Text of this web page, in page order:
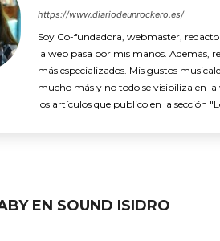
https://www.diariodeunrockero.es/
Soy Co-fundadora, webmaster,
la web pasa por mis manos. Además,
más especializados. Mis gustos
mucho más y no todo se visibiliza en
los artículos que publico en la sección
EN SOUND ISIDRO